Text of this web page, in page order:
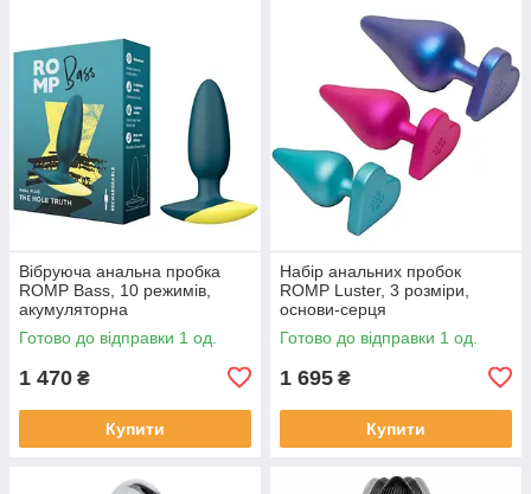
Вібруюча анальна пробка
ROMP Bass, 10 режимів,
акумуляторна
Готово до відправки 1 од.
1 470 ₴
Купити
Набір анальних пробок
ROMP Luster, 3 розміри,
основи-серця
Готово до відправки 1 од.
1 695 ₴
Купити